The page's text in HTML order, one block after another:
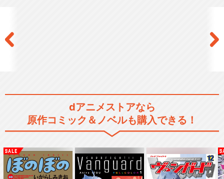
dアニメストアなら
原作コミック＆ノベルも購入できる！